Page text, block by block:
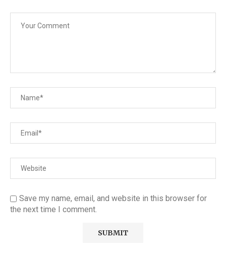
Save my name, email, and website in this browser for
the next time I comment.